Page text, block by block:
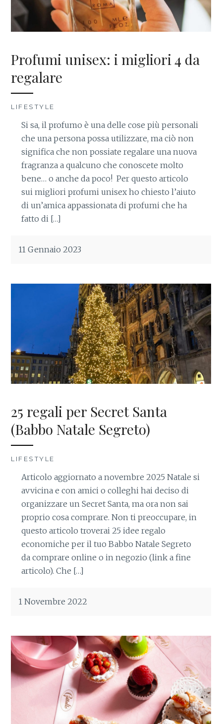
Profumi unisex: i migliori 4 da
regalare
LIFESTYLE
Si sa, il profumo è una delle cose più personali
che una persona possa utilizzare, ma ciò non
significa che non possiate regalare una nuova
fragranza a qualcuno che conoscete molto
bene… o anche da poco! Per questo articolo
sui migliori profumi unisex ho chiesto l’aiuto
di un’amica appassionata di profumi che ha
fatto di […]
11 Gennaio 2023
25 regali per Secret Santa
(Babbo Natale Segreto)
LIFESTYLE
Articolo aggiornato a novembre 2025 Natale si
avvicina e con amici o colleghi hai deciso di
organizzare un Secret Santa, ma ora non sai
proprio cosa comprare. Non ti preoccupare, in
questo articolo troverai 25 idee regalo
economiche per il tuo Babbo Natale Segreto
da comprare online o in negozio (link a fine
articolo). Che […]
1 Novembre 2022